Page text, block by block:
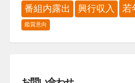
番組内露出 興行収入 若
鑑賞意向